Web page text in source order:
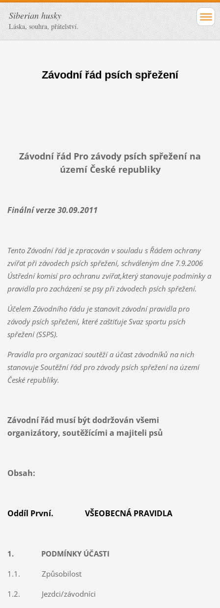
Siberian husky
Láska, souhra, přátelství.
Závodní řád psích spřežení
Závodní řád Pro závody psích spřežení na
území České republiky
Finální verze 30.09.2011
Tento Závodní řád je zpracován v souladu s Řádem ochrany
zvířat při závodech psích spřežení, schváleným dne 7.9.2006
Ústřední komisí pro ochranu zvířat,který stanovuje podmínky a
pravidla pro zacházení se psy při závodech psích spřežení.
Účelem Závodního řádu je stanovit závodní pravidla pro
závody psích spřežení, které zaštiťuje Svaz sportu psích
spřežení (SSPS).
Pravidla pro organizaci soutěží a účast závodníků na nich
stanovuje Soutěžní řád pro závody psích spřežení na území
České republiky.
Závodní řád musí být dodržován všemi
organizátory, soutěžícími a majiteli psů
Obsah:
Oddíl První. VŠEOBECNÁ PRAVIDLA
1. PODMÍNKY ÚČASTI
1.1. Způsobilost
1.2. Jezdci/závodníci